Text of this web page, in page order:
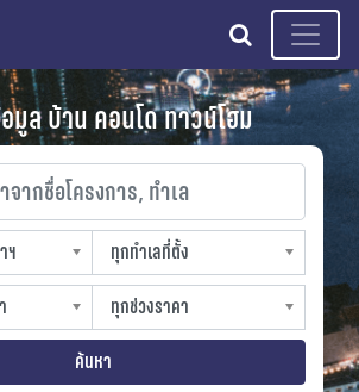
search
มูล บ้าน คอนโด ทาวน์โฮม
อโครงการ, ทำเล
าฯ
ฯ
ทุกทำเลที่ตั้ง
slocation
ทุกช่วงราคา
sprice
ค้นหา